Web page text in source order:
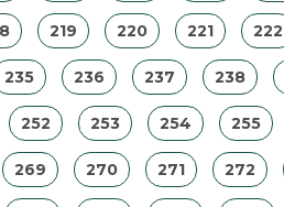
219 220 221 222
235 236 237 238
252 253 254 255
269 270 271 272